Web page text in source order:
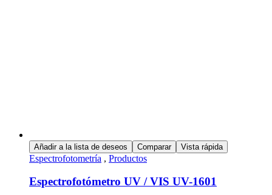
Añadir a la lista de deseos Comparar Vista rápida
Espectrofotometría , Productos
Espectrofotómetro UV / VIS UV-1601